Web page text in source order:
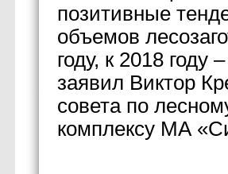
позитивные
объемов
году, к 2018
заявил Виктор
совета по
комплексу МА